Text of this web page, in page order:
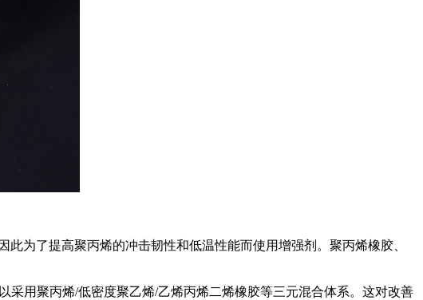
为了提高聚丙烯的冲击韧性和低温性能而使用增强剂。聚丙烯橡胶、
用聚丙烯/低密度聚乙烯/乙烯丙烯二烯橡胶等三元混合体系。这对改善